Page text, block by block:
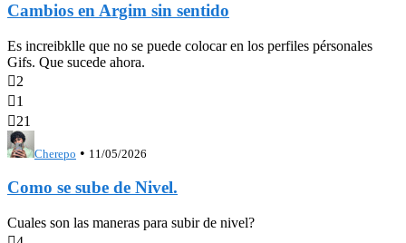
Cambios en Argim sin sentido
Es increibklle que no se puede colocar en los perfiles pérsonales
Gifs. Que sucede ahora.
2
1
21
Cherepo • 11/05/2026
Como se sube de Nivel.
Cuales son las maneras para subir de nivel?